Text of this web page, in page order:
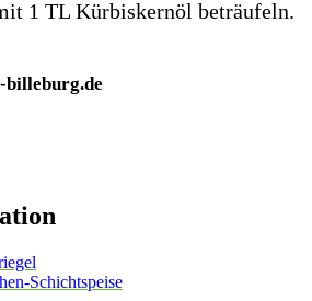
1 TL Kürbiskernöl beträufeln.
billeburg.de
Schichtspeise